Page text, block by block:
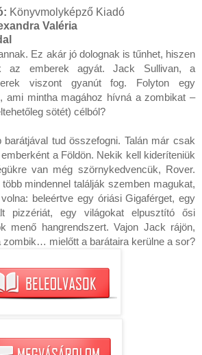
Könyvmolyképző Kiadó
Valéria
Ez akár jó dolognak is tűnhet, hiszen
az emberek agyát. Jack Sullivan, a
viszont gyanút fog. Folyton egy
ami mintha magához hívná a zombikat –
sötét) célból?
tud összefogni. Talán már csak
a Földön. Nekik kell kideríteniük
van még szörnykedvencük, Rover.
mindennel találják szemben magukat,
beleértve egy óriási Gigaférget, egy
pizzériát, egy világokat elpusztító ősi
menő hangrendszert. Vajon Jack rájön,
zombik… mielőtt a barátaira kerülne a sor?